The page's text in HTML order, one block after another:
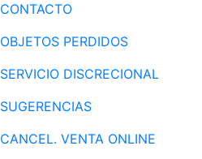
CONTACTO
OBJETOS PERDIDOS
SERVICIO DISCRECIONAL
SUGERENCIAS
CANCEL. VENTA ONLINE